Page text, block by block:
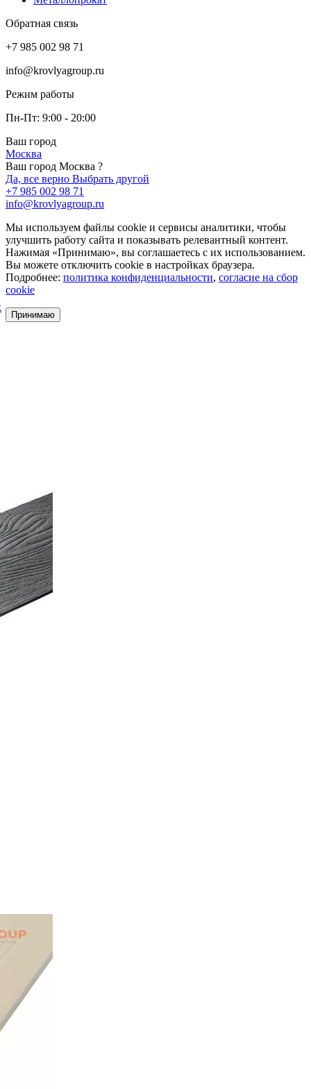
Обратная связь
+7 985 002 98 71
info@krovlyagroup.ru
Режим работы
Пн-Пт: 9:00 - 20:00
Ваш город
Москва
Ваш город Москва ?
Да, все верно Выбрать другой
+7 985 002 98 71
info@krovlyagroup.ru
Мы используем файлы cookie и сервисы аналитики, чтобы
улучшить работу сайта и показывать релевантный контент.
Нажимая «Принимаю», вы соглашаетесь с их использованием.
Вы можете отключить cookie в настройках браузера.
Подробнее: политика конфиденциальности, согласие на сбор
cookie
Принимаю